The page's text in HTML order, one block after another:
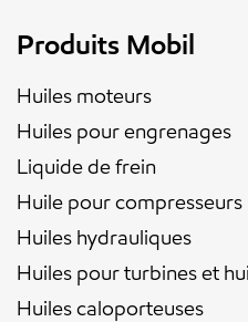
Produits Mobil
Huiles moteurs
Huiles pour engrenages
Liquide de frein
Huile pour compresseurs
Huiles hydrauliques
Huiles pour turbines et
Huiles caloporteuses